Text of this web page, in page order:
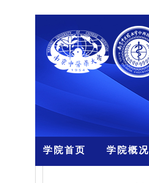
学院首页 学院概况